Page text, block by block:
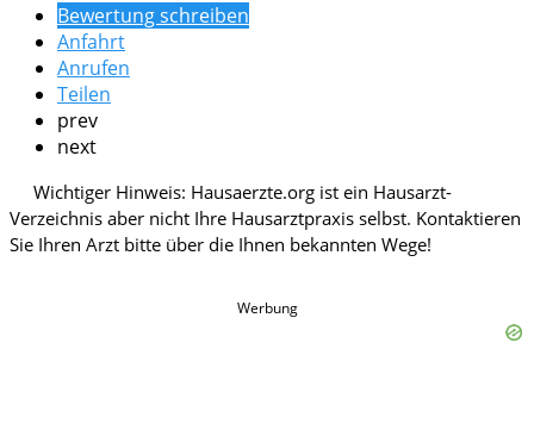
Bewertung schreiben
Anfahrt
Anrufen
Teilen
prev
next
Werbung